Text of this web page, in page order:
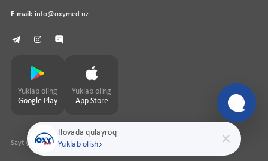
Ilovada qulayroq
Yuklab olish
E-mail: info@oxymed.uz
Yuklab oling
Google Play
Yuklab oling
App Store
Sayt yaratuvchipharmit.uz